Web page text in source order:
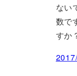
ない
数で
すか